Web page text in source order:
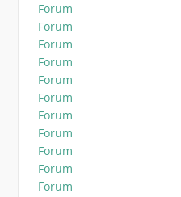
Forum
Forum
Forum
Forum
Forum
Forum
Forum
Forum
Forum
Forum
Forum